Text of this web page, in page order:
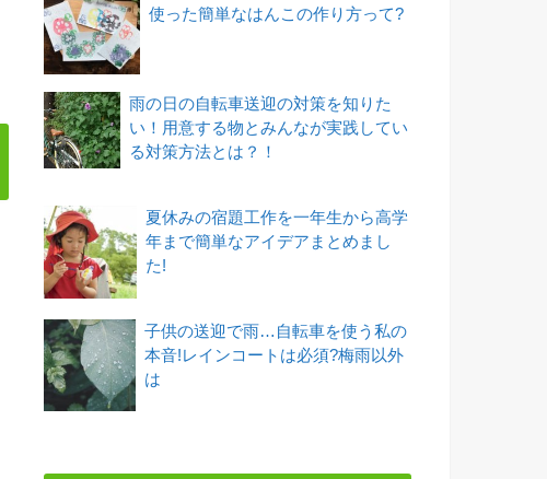
使った簡単なはんこの作り方って?
雨の日の自転車送迎の対策を知りた
い！用意する物とみんなが実践してい
る対策方法とは？！
夏休みの宿題工作を一年生から高学
年まで簡単なアイデアまとめまし
た!
子供の送迎で雨…自転車を使う私の
本音!レインコートは必須?梅雨以外
は